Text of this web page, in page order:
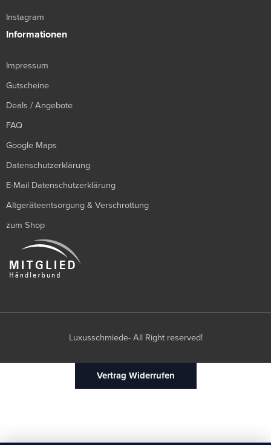
Instagram
Informationen
Impressum
Gutscheine
Deals / Angebote
FAQ
Google Maps
Datenschutzerklärung
E-Mail Datenschutzerklärung
Altgeräteentsorgung & Verschrottung
zum Shop
Luxusschmiede- All Right reserved!
Vertrag Widerrufen